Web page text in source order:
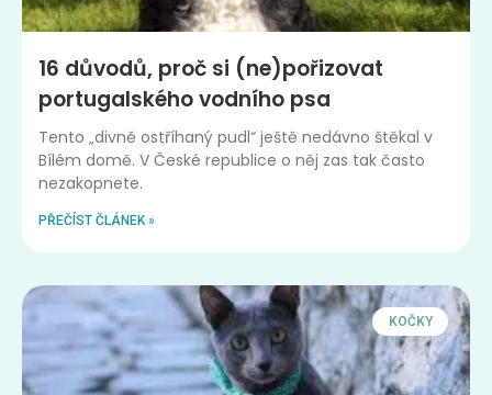
16 důvodů, proč si (ne)pořizovat
portugalského vodního psa
Tento „divně ostříhaný pudl“ ještě nedávno štěkal v
Bílém domě. V České republice o něj zas tak často
nezakopnete.
PŘEČÍST ČLÁNEK »
KOČKY